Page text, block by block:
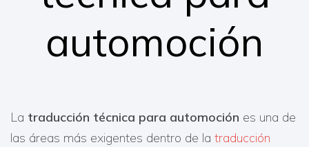
automoción
La traducción técnica para automoción es una de
las áreas más exigentes dentro de la traducción